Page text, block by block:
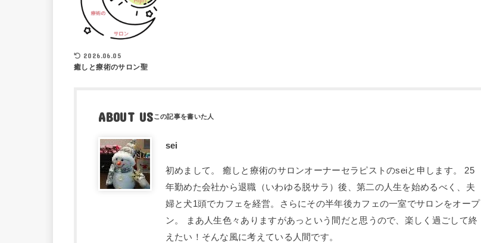
2026.06.05
癒しと療術のサロン聖
ABOUT US
sei
初めまして。 癒しと療術のサロンオーナーセラピストのseiと申します。 25
年勤めた会社から退職（いわゆる脱サラ）後、第二の人生を始めるべく、夫
婦と犬1頭でカフェを経営。さらにその半年後カフェの一室でサロンをオープ
ン。 まあ人生色々ありますがあっという間だと思うので、楽しく過ごして終
えたい！そんな風に考えている人間です。